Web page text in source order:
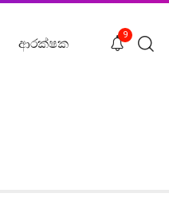
ආරක්ෂක
9